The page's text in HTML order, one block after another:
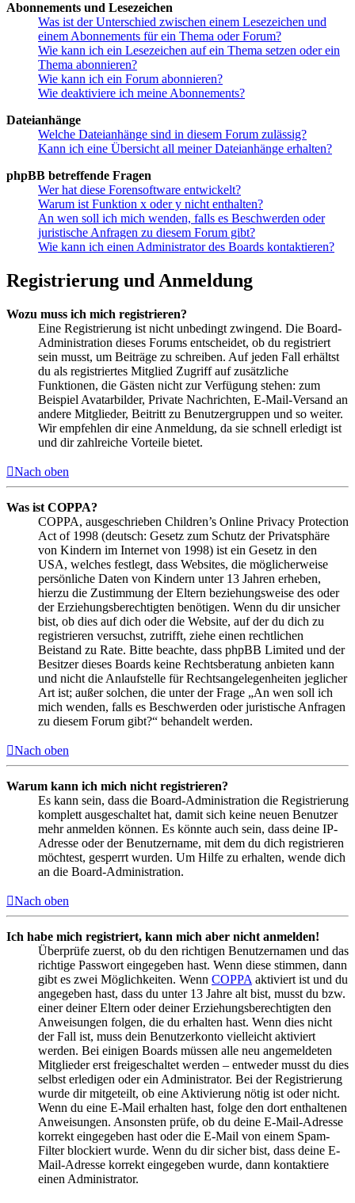
Abonnements und Lesezeichen
Was ist der Unterschied zwischen einem Lesezeichen und
einem Abonnements für ein Thema oder Forum?
Wie kann ich ein Lesezeichen auf ein Thema setzen oder ein
Thema abonnieren?
Wie kann ich ein Forum abonnieren?
Wie deaktiviere ich meine Abonnements?
Dateianhänge
Welche Dateianhänge sind in diesem Forum zulässig?
Kann ich eine Übersicht all meiner Dateianhänge erhalten?
phpBB betreffende Fragen
Wer hat diese Forensoftware entwickelt?
Warum ist Funktion x oder y nicht enthalten?
An wen soll ich mich wenden, falls es Beschwerden oder
juristische Anfragen zu diesem Forum gibt?
Wie kann ich einen Administrator des Boards kontaktieren?
Registrierung und Anmeldung
Wozu muss ich mich registrieren?
Eine Registrierung ist nicht unbedingt zwingend. Die Board-
Administration dieses Forums entscheidet, ob du registriert
sein musst, um Beiträge zu schreiben. Auf jeden Fall erhältst
du als registriertes Mitglied Zugriff auf zusätzliche
Funktionen, die Gästen nicht zur Verfügung stehen: zum
Beispiel Avatarbilder, Private Nachrichten, E-Mail-Versand an
andere Mitglieder, Beitritt zu Benutzergruppen und so weiter.
Wir empfehlen dir eine Anmeldung, da sie schnell erledigt ist
und dir zahlreiche Vorteile bietet.
Nach oben
Was ist COPPA?
COPPA, ausgeschrieben Children’s Online Privacy Protection
Act of 1998 (deutsch: Gesetz zum Schutz der Privatsphäre
von Kindern im Internet von 1998) ist ein Gesetz in den
USA, welches festlegt, dass Websites, die möglicherweise
persönliche Daten von Kindern unter 13 Jahren erheben,
hierzu die Zustimmung der Eltern beziehungsweise des oder
der Erziehungsberechtigten benötigen. Wenn du dir unsicher
bist, ob dies auf dich oder die Website, auf der du dich zu
registrieren versuchst, zutrifft, ziehe einen rechtlichen
Beistand zu Rate. Bitte beachte, dass phpBB Limited und der
Besitzer dieses Boards keine Rechtsberatung anbieten kann
und nicht die Anlaufstelle für Rechtsangelegenheiten jeglicher
Art ist; außer solchen, die unter der Frage „An wen soll ich
mich wenden, falls es Beschwerden oder juristische Anfragen
zu diesem Forum gibt?“ behandelt werden.
Nach oben
Warum kann ich mich nicht registrieren?
Es kann sein, dass die Board-Administration die Registrierung
komplett ausgeschaltet hat, damit sich keine neuen Benutzer
mehr anmelden können. Es könnte auch sein, dass deine IP-
Adresse oder der Benutzername, mit dem du dich registrieren
möchtest, gesperrt wurden. Um Hilfe zu erhalten, wende dich
an die Board-Administration.
Nach oben
Ich habe mich registriert, kann mich aber nicht anmelden!
Überprüfe zuerst, ob du den richtigen Benutzernamen und das
richtige Passwort eingegeben hast. Wenn diese stimmen, dann
gibt es zwei Möglichkeiten. Wenn COPPA aktiviert ist und du
angegeben hast, dass du unter 13 Jahre alt bist, musst du bzw.
einer deiner Eltern oder deiner Erziehungsberechtigten den
Anweisungen folgen, die du erhalten hast. Wenn dies nicht
der Fall ist, muss dein Benutzerkonto vielleicht aktiviert
werden. Bei einigen Boards müssen alle neu angemeldeten
Mitglieder erst freigeschaltet werden – entweder musst du dies
selbst erledigen oder ein Administrator. Bei der Registrierung
wurde dir mitgeteilt, ob eine Aktivierung nötig ist oder nicht.
Wenn du eine E-Mail erhalten hast, folge den dort enthaltenen
Anweisungen. Ansonsten prüfe, ob du deine E-Mail-Adresse
korrekt eingegeben hast oder die E-Mail von einem Spam-
Filter blockiert wurde. Wenn du dir sicher bist, dass deine E-
Mail-Adresse korrekt eingegeben wurde, dann kontaktiere
einen Administrator.